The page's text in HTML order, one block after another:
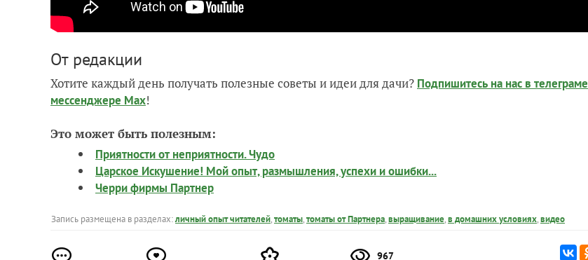
От редакции
Хотите каждый день получать полезные советы и идеи для дачи? Подпишитесь на нас в телеграме
мессенджере Max!
Это может быть полезным:
Приятности от неприятности. Чудо
Царское Искушение! Мой опыт, размышления, успехи и ошибки...
Черри фирмы Партнер
Запись размещена в разделах:личный опыт читателей,томаты,томаты от Партнера,выращивание,в домашних условиях,видео
967